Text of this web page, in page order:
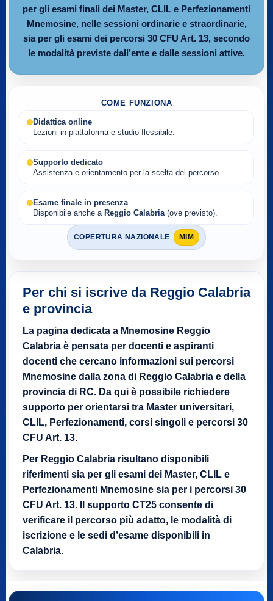
per gli esami finali dei Master, CLIL e Perfezionamenti
Mnemosine, nelle sessioni ordinarie e straordinarie,
sia per gli esami dei percorsi 30 CFU Art. 13, secondo
le modalità previste dall’ente e dalle sessioni attive.
COME FUNZIONA
Didattica online
Lezioni in piattaforma e studio flessibile.
Supporto dedicato
Assistenza e orientamento per la scelta del percorso.
Esame finale in presenza
Disponibile anche a Reggio Calabria(ove previsto).
COPERTURA NAZIONALE MIM
Per chi si iscrive da Reggio Calabria
e provincia
La pagina dedicata a Mnemosine Reggio
Calabria è pensata per docenti e aspiranti
docenti che cercano informazioni sui percorsi
Mnemosine dalla zona di Reggio Calabria e della
provincia di RC. Da qui è possibile richiedere
supporto per orientarsi tra Master universitari,
CLIL, Perfezionamenti, corsi singoli e percorsi 30
CFU Art. 13.
Per Reggio Calabria risultano disponibili
riferimenti sia per gli esami dei Master, CLIL e
Perfezionamenti Mnemosine sia per i percorsi 30
CFU Art. 13. Il supporto CT25 consente di
verificare il percorso più adatto, le modalità di
iscrizione e le sedi d’esame disponibili in
Calabria.